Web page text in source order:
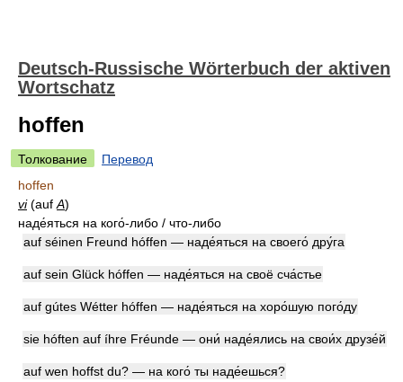
Deutsch-Russische Wörterbuch der aktiven
Wortschatz
hoffen
Толкование
Перевод
hoffen
vi(auf A)
наде́яться на кого́-либо / что-либо
auf séinen Freund hóffen — наде́яться на своего́ дру́га
auf sein Glück hóffen — наде́яться на своё сча́стье
auf gútes Wétter hóffen — наде́яться на хоро́шую пого́ду
sie hóften auf íhre Fréunde — они́ наде́ялись на свои́х друзе́й
auf wen hoffst du? — на кого́ ты наде́ешься?